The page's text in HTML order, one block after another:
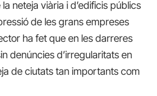
neteja viària i d’edificis públics
de les grans empreses
ha fet que en les darreres
denúncies d’irregularitats en
de ciutats tan importants com